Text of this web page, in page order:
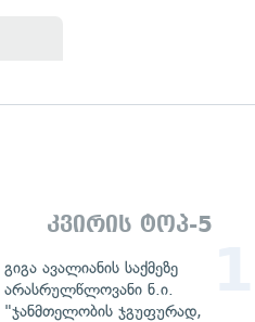
გადახედვაკვირის ტოპ-5
გიგა ავალიანის საქმეზე
არასრულწლოვანი ნ.ი.
"ჯანმთელობის ჯგუფურად,